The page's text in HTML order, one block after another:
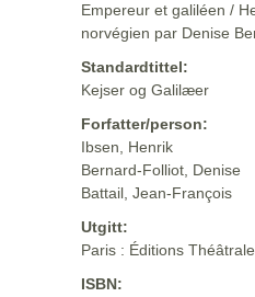
Empereur et galiléen /
norvégien par Denise
Standardtittel:
Kejser og Galilæer
Forfatter/person:
Ibsen, Henrik
Bernard-Folliot, Denise
Battail, Jean-François
Utgitt:
Paris : Éditions
ISBN: